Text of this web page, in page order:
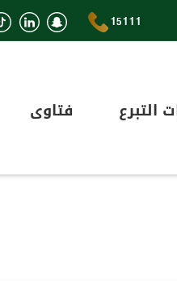
15111
التبرع فتاوى